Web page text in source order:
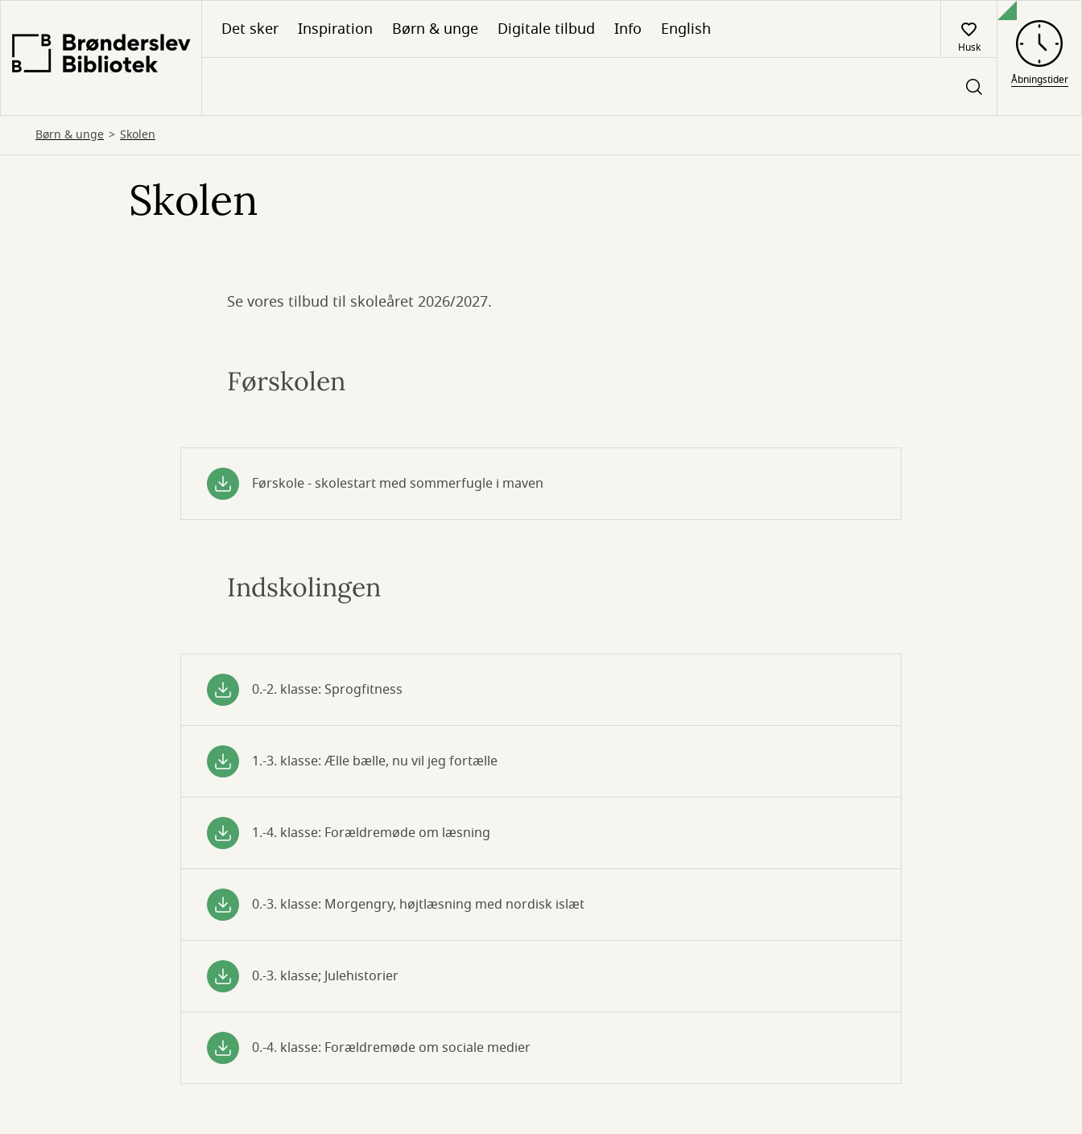
hovedindhold
Det sker Inspiration Børn & unge Digitale tilbud Info English
Husk
Åbningstider
Børn & unge Skolen
Skolen
Se vores tilbud til skoleåret 2026/2027.
Førskolen
Førskole - skolestart med sommerfugle i maven
Indskolingen
0.-2. klasse: Sprogfitness
1.-3. klasse: Ælle bælle, nu vil jeg fortælle
1.-4. klasse: Forældremøde om læsning
0.-3. klasse: Morgengry, højtlæsning med nordisk islæt
0.-3. klasse; Julehistorier
0.-4. klasse: Forældremøde om sociale medier